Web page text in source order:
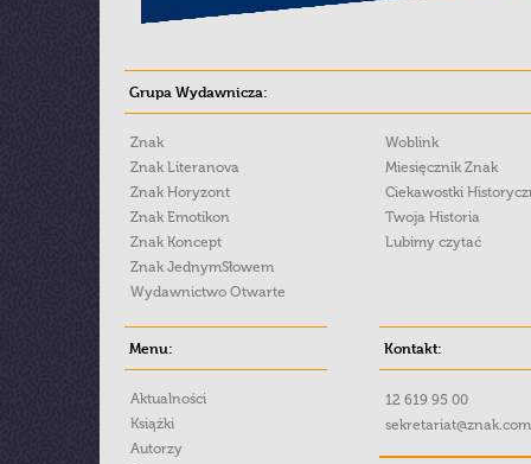
Grupa Wydawnicza:
Znak
Znak Literanova
Znak Horyzont
Znak Emotikon
Znak Koncept
Znak JednymSłowem
Wydawnictwo Otwarte
Woblink
Miesięcznik Znak
Ciekawostki
Twoja Historia
Lubimy czytać
Menu:
Aktualności
Książki
Autorzy
Kontakt:
12 619 95 00